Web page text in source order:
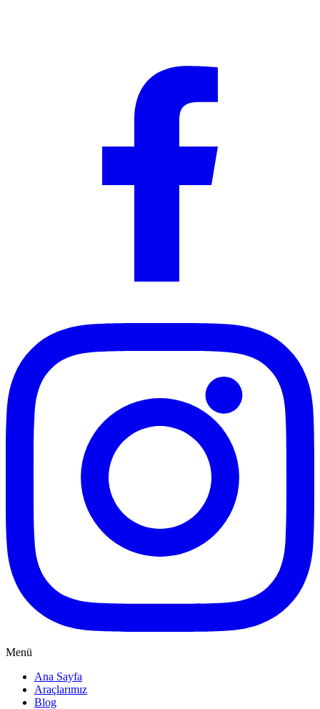
Menü
Ana Sayfa
Araçlarımız
Blog